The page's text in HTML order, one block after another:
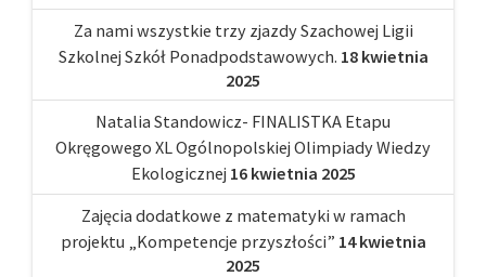
Za nami wszystkie trzy zjazdy Szachowej Ligii
Szkolnej Szkół Ponadpodstawowych. 18 kwietnia
2025
Natalia Standowicz- FINALISTKA Etapu
Okręgowego XL Ogólnopolskiej Olimpiady Wiedzy
Ekologicznej 16 kwietnia 2025
Zajęcia dodatkowe z matematyki w ramach
projektu „Kompetencje przyszłości” 14 kwietnia
2025